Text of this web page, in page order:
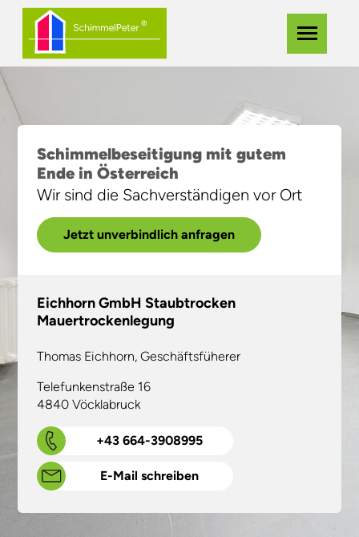
Zum
Hauptinhalt
springen
Navigation
Schimmelbeseitigung mit gutem
Ende in Österreich
Wir sind die Sachverständigen vor Ort
Jetzt unverbindlich anfragen
Eichhorn GmbH Staubtrocken
Mauertrockenlegung
Thomas Eichhorn, Geschäftsfüherer
Telefunkenstraße 16
4840 Vöcklabruck
+43 664-3908995
E-Mail schreiben